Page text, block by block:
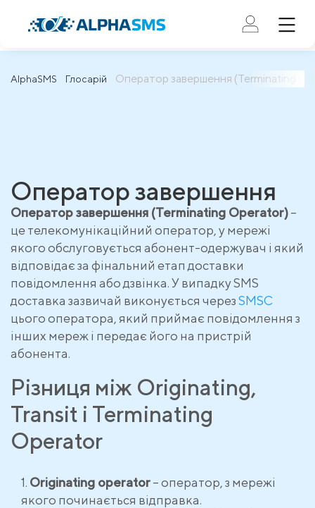
AlphaSMS Глосарій Оператор завершення (Terminating
Оператор завершення
Оператор завершення (Terminating Operator)–
це телекомунікаційний оператор, у мережі
якого обслуговується абонент-одержувач і який
відповідає за фінальний етап доставки
повідомлення або дзвінка. У випадку SMS
доставка зазвичай виконується черезSMSC
цього оператора, який приймає повідомлення з
інших мереж і передає його на пристрій
абонента.
Різниця між Originating,
Transit і Terminating
Operator
Originating operator– оператор, з мережі
якого починається відправка.